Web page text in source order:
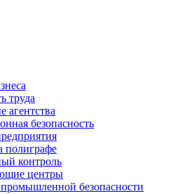
труда
агентства
безопасность
полиграфе
контроль
центры
безопасности